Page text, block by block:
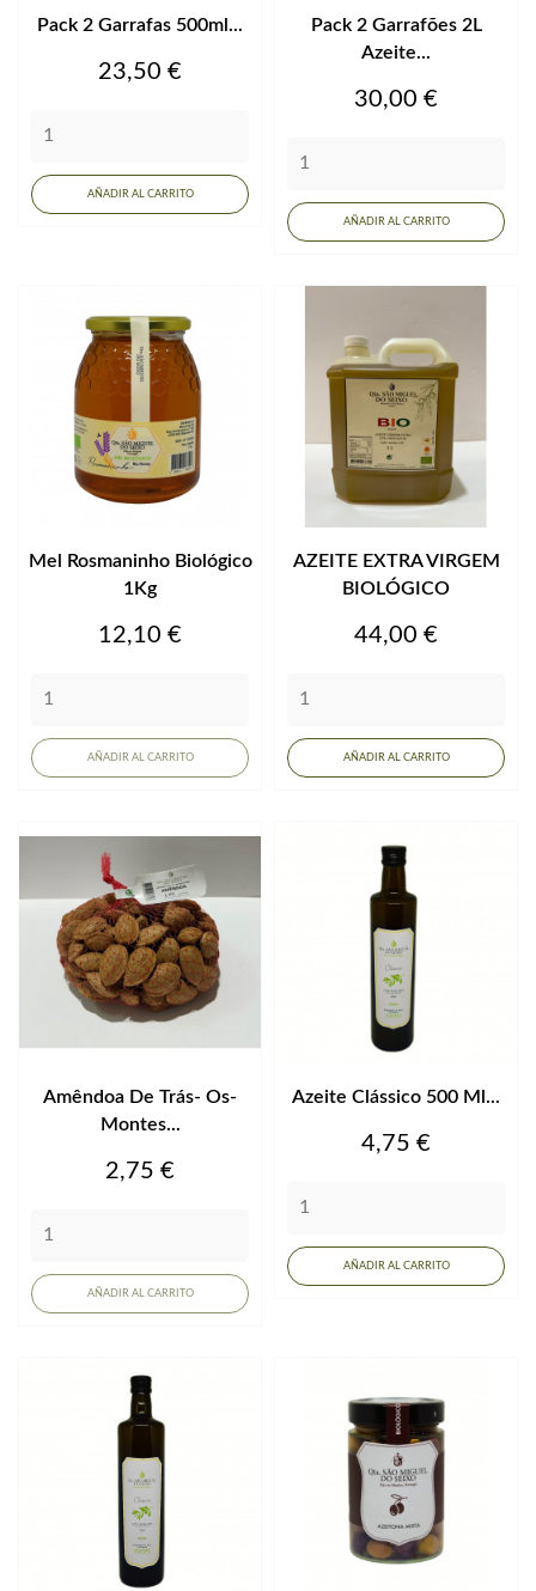
Pack 2 Garrafas 500ml...
Precio
23,50 €
AÑADIR AL CARRITO
Pack 2 Garrafões 2L
Azeite...
Precio
30,00 €
AÑADIR AL CARRITO
Mel Rosmaninho Biológico
1Kg
Precio
12,10 €
AÑADIR AL CARRITO
AZEITE EXTRA VIRGEM
BIOLÓGICO
Precio
44,00 €
AÑADIR AL CARRITO
Amêndoa De Trás- Os-
Montes...
Precio
2,75 €
AÑADIR AL CARRITO
Azeite Clássico 500 Ml...
Precio
4,75 €
AÑADIR AL CARRITO